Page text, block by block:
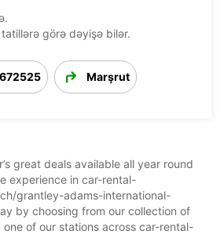
tatillərə görə dəyişə bilər.
Marşrut
great deals available all year round
experience in car-rental-
grantley-adams-international-
by choosing from our collection of
of our stations across car-rental-